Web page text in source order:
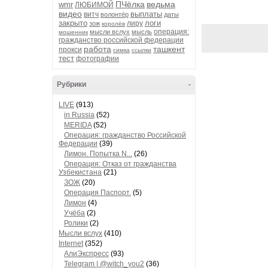
wmr ЛЮБИМОЙ ПЧёлка ведьма
видео витч волонтёр выплаты даты
закрыто зож королёв лиру логи
мошенник мысли вслух мысль операция:
гражданство российской федерации
прокси работа симка ссылки ташкент
тест фотографии
-
Рубрики
LIVE (913)
in Russia (52)
MERIDA(52)
Операция: гражданство Российской
Федерации (39)
Лимон. Попытка N... (26)
Операция: Отказ от гражданства
Узбекистана (21)
ЗОЖ (20)
Операция Паспорт. (5)
Лимон (4)
Учёба (2)
Ролики (2)
Мысли вслух (410)
Internet(352)
АлиЭкспресс (93)
Telegram | @witch_you2 (36)